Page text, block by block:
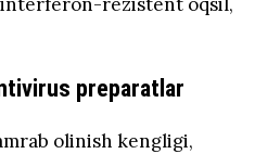
preparatlar
olinish kengligi,